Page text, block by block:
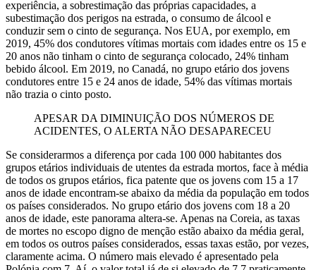
experiência, a sobrestimação das próprias capacidades, a
subestimação dos perigos na estrada, o consumo de álcool e
conduzir sem o cinto de segurança. Nos EUA, por exemplo, em
2019, 45% dos condutores vítimas mortais com idades entre os 15 e
20 anos não tinham o cinto de segurança colocado, 24% tinham
bebido álcool. Em 2019, no Canadá, no grupo etário dos jovens
condutores entre 15 e 24 anos de idade, 54% das vítimas mortais
não trazia o cinto posto.
APESAR DA DIMINUIÇÃO DOS NÚMEROS DE
ACIDENTES, O ALERTA NÃO DESAPARECEU
Se considerarmos a diferença por cada 100 000 habitantes dos
grupos etários individuais de utentes da estrada mortos, face à média
de todos os grupos etários, fica patente que os jovens com 15 a 17
anos de idade encontram-se abaixo da média da população em todos
os países considerados. No grupo etário dos jovens com 18 a 20
anos de idade, este panorama altera-se. Apenas na Coreia, as taxas
de mortes no escopo digno de menção estão abaixo da média geral,
em todos os outros países considerados, essas taxas estão, por vezes,
claramente acima. O número mais elevado é apresentado pela